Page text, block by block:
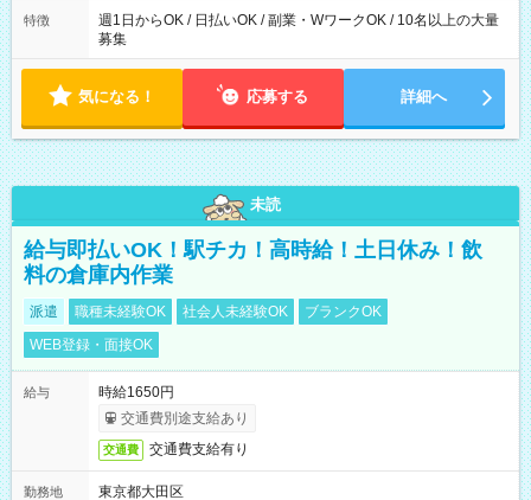
特徴
週1日からOK / 日払いOK / 副業・WワークOK / 10名以上の大量
募集
気になる！ 応募する 詳細へ
未読
給与即払いOK！駅チカ！高時給！土日休み！飲
料の倉庫内作業
派遣 職種未経験OK 社会人未経験OK
ブランクOK
WEB登録・面接OK
給与
時給1650円
交通費別途支給あり
交通費 交通費支給有り
勤務地
東京都大田区